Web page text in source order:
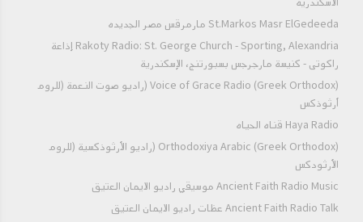
St.Markos Masr ElGedeeda مارمرقس مصر الجديده
Rakoty Radio: St. George Church - Sporting, Alexandria إذاعة
راكوتى - كنيسة مارجرجس بسبورتنج، الإسكندرية
Voice of Grace Radio (Greek Orthodox) (راديو صوت النعمة (للروم
أرثوذكس
Haya Radio قناه الحياه
Orthodoxiya Arabic (Greek Orthodox) (راديو الأرثوذكسية (للروم
الأرثودكس
Ancient Faith Radio Music موسيقي راديو الايمان العتيق
Ancient Faith Radio Talk عظات راديو الايمان العتيق